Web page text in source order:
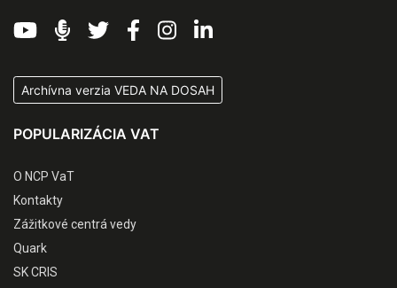
Archívna verzia VEDA NA DOSAH
POPULARIZÁCIA VAT
O NCP VaT
Kontakty
Zážitkové centrá vedy
Quark
SK CRIS